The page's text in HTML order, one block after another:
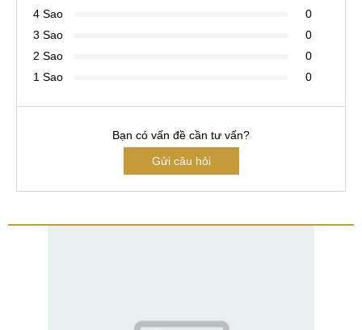
4 Sao
0
3 Sao
0
2 Sao
0
1 Sao
0
Bạn có vấn đề cần tư vấn?
Gửi câu hỏi